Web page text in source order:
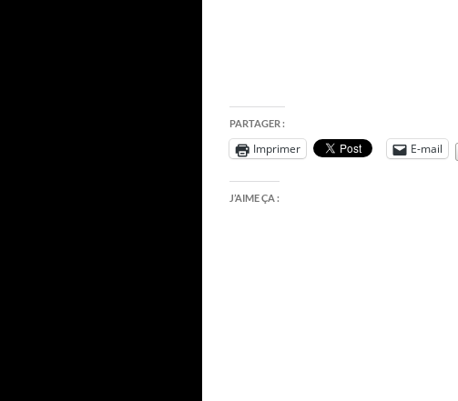
PARTAGER :
Imprimer E-mail
J’AIME ÇA :